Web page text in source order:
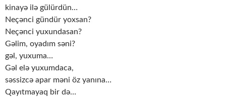
kinayə ilə gülürdün…
Neçənci gündür yoxsan?
Neçənci yuxundasan?
Gəlim, oyadım səni?
gəl, yuxuma…
Gəl elə yuxumdaca,
səssizcə apar məni öz yanına…
Qayıtmayaq bir də…